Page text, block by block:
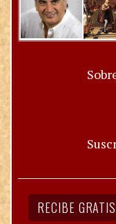
RECIBE